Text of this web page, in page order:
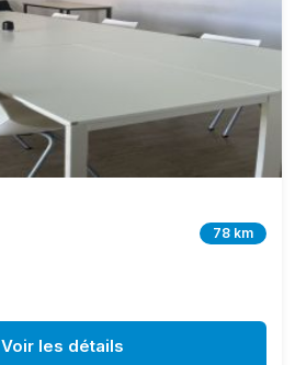
78 km
Voir les détails